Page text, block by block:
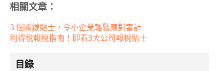
相關文章：
3 個關鍵貼士，令小企業輕鬆應對審計
利得稅報稅指南！即看3大公司報稅貼士
目錄